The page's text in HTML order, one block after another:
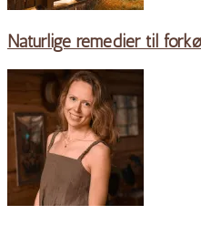
Naturlige remedier til